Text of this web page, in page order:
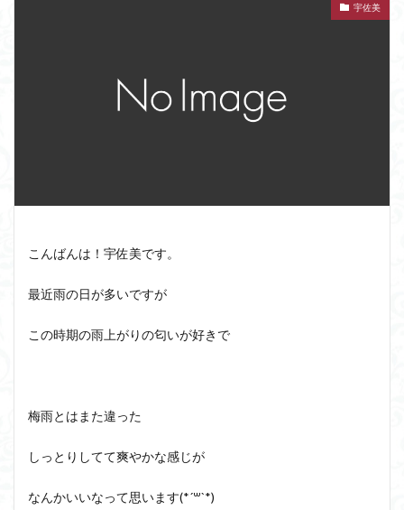
宇佐美
こんばんは！宇佐美です。
最近雨の日が多いですが
この時期の雨上がりの匂いが好きで
梅雨とはまた違った
しっとりしてて爽やかな感じが
なんかいいなって思います(*´꒳`*)